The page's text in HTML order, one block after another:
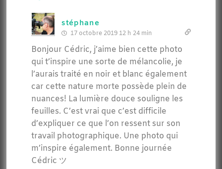
stéphane
17 octobre 2019 12 h 24 min
Bonjour Cédric, j’aime bien cette photo
qui t’inspire une sorte de mélancolie, je
l’aurais traité en noir et blanc également
car cette nature morte possède plein de
nuances! La lumière douce souligne les
feuilles. C’est vrai que c’est difficile
d’expliquer ce que l’on ressent sur son
travail photographique. Une photo qui
m’inspire également. Bonne journée
Cédric ツ